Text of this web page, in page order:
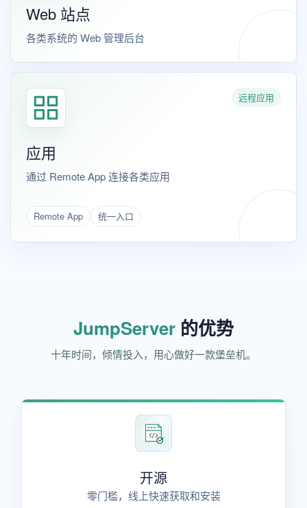
Web 站点
各类系统的 Web 管理后台
远程应用
应用
通过 Remote App 连接各类应用
Remote App 统一入口
JumpServer 的优势
十年时间，倾情投入，用心做好一款堡垒机。
开源
零门槛，线上快速获取和安装